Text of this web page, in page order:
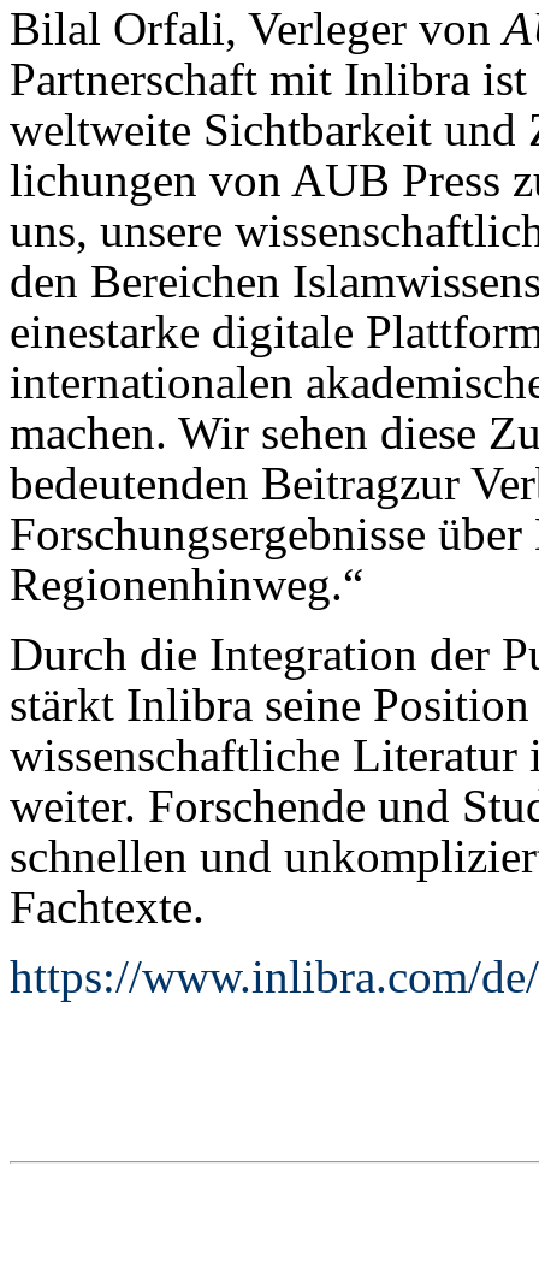
Bilal Orfali, Verleger von
Partnerschaft mit Inlibra
weltweite Sichtbarkeit
lichungen von AUB Press
uns, unsere
den Bereichen
einestarke digitale
internationalen
machen. Wir sehen diese
bedeutenden Beitragzur
Forschungsergebnisse
Regionenhinweg.“
Durch die Integration der
stärkt Inlibra seine
wissenschaftliche
weiter. Forschende und
schnellen und
Fachtexte.
https://www.inlibra.com/de/